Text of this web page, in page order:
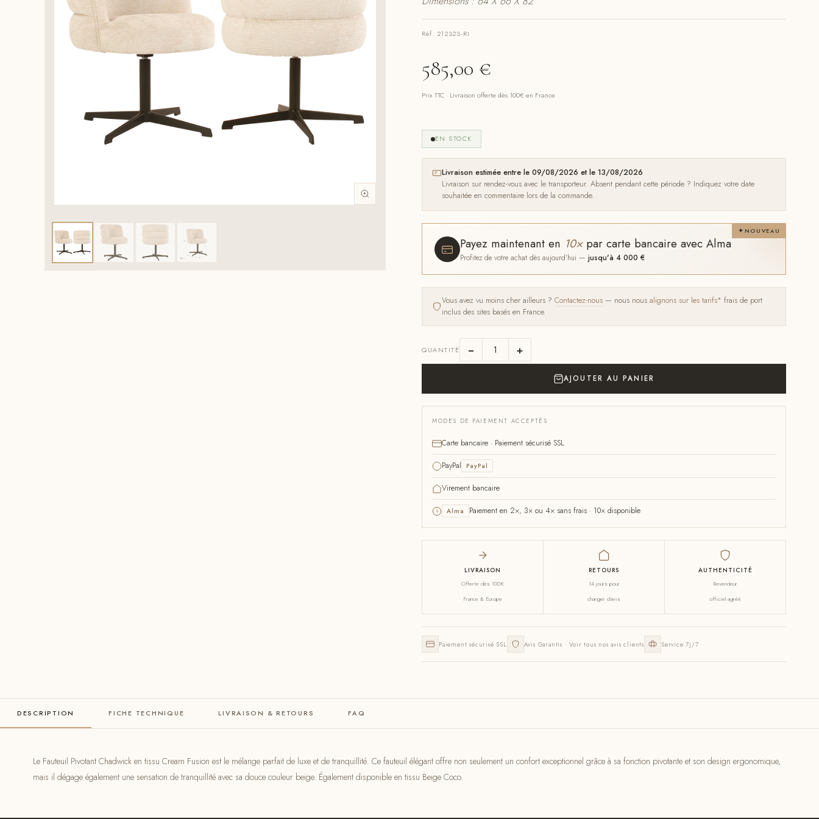
Réf. 212323-RI
585,00 €
Prix TTC · Livraison offerte dès 100€ en France
EN STOCK
Livraison estimée entre le 09/08/2026 et le 13/08/2026
Livraison sur rendez-vous avec le transporteur. Absent pendant cette période ? Indiquez votre date
souhaitée en commentaire lors de la commande.
NOUVEAU
Payez maintenant en 10×par carte bancaire avec Alma
Profitez de votre achat dès aujourd'hui — jusqu'à 4 000 €
Vous avez vu moins cher ailleurs ? Contactez-nous — nous nous alignons sur les tarifs* frais de port
inclus des sites basés en France.
QUANTITÉ − +
AJOUTER AU PANIER
MODES DE PAIEMENT ACCEPTÉS
Carte bancaire · Paiement sécurisé SSL
PayPal PayPal
Virement bancaire
Alma Paiement en 2×, 3× ou 4× sans frais · 10× disponible
LIVRAISON
Offerte dès 100€
France & Europe
RETOURS
14 jours pour
changer d'avis
AUTHENTICITÉ
Revendeur
officiel agréé
Paiement sécurisé SSL Avis Garantis · Voir tous nos avis clients Service 7j/7
DESCRIPTION FICHE TECHNIQUE LIVRAISON & RETOURS FAQ
Le Fauteuil Pivotant Chadwick en tissu Cream Fusion est le mélange parfait de luxe et de tranquillité. Ce fauteuil élégant offre non seulement un confort exceptionnel grâce à sa fonction pivotante et son design ergonomique,
mais il dégage également une sensation de tranquillité avec sa douce couleur beige. Également disponible en tissu Beige Coco.